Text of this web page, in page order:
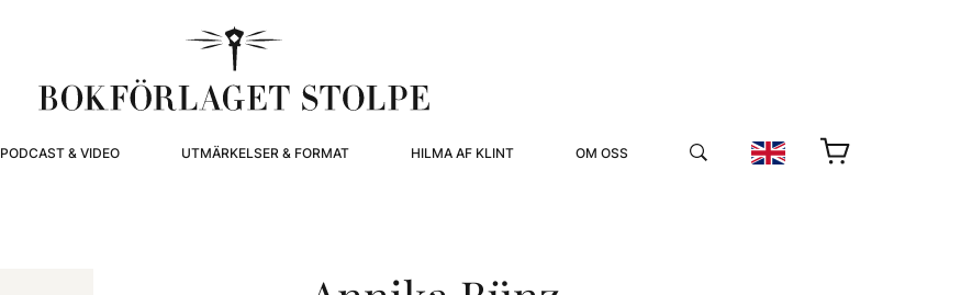
PODCAST & VIDEO UTMÄRKELSER & FORMAT HILMA AF KLINT OM OSS